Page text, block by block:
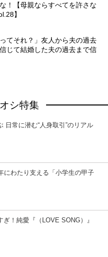
！【母親ならすべてを許さな
】
てそれ？」友人から夫の過去
じて結婚した夫の過去まで信
シ特集
日常に潜む“人身取引”のリアル
にわたり支える「小学生の甲子
！純愛『（LOVE SONG）』